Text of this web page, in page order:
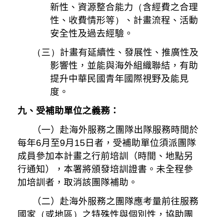
新性、資源整合能力
（含經費之合理
性、收費情形等）
、計畫流程、活動
安全性及過去經驗。
（ 三 ） 計畫有延續性、發展性、推廣性及
影響性，並能與海外組織聯結，有助
提升中華民國青年國際視野及能見
度。
九、受補助單位之義務：
（一）赴海外服務之團隊出隊服務時間於
每年6月至9月 15 日者，受補助單位須派團隊
成員參加本計畫之行前培訓（時間、地點另
行通知），本署將頒發培訓證書。未全程參
加培訓者，取消該團隊補助。
（二）赴海外服務之團隊應考量前往服務
國家 （或地區 ） 之特殊性與個別性，協助團